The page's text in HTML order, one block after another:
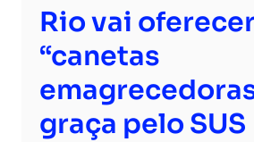
Rio vai
“canetas
graça pelo SUS